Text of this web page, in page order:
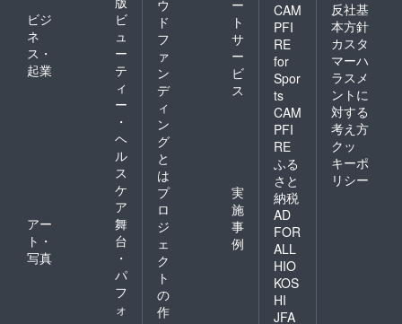
ビジ
ネ
ス・
起業
ビ
ュ
ー
テ
ィ
ー
・
ヘ
ル
ス
ケ
ア
アー
ト・
写真
舞
台
・
パ
フ
ォ
ウ
ド
フ
ァ
ン
デ
ィ
ン
グ
と
は
ー
ト
サ
ー
ビ
ス
プ
ロ
ジ
ェ
ク
ト
の
作
実
施
事
例
CAM
PFI
RE
for
Spor
ts
CAM
PFI
RE
ふる
さと
納税
AD
FOR
ALL
HIO
KOS
HI
JFA
反社基
本方針
カスタ
マーハ
ラスメ
ントに
対する
考え方
クッ
キーポ
リシー